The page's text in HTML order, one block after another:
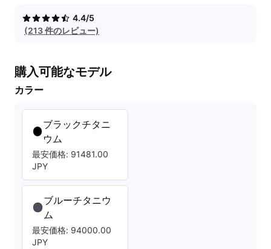
4.4/5
(213 件のレビュー)
購入可能なモデル
カラー
ブラックチタニ
ウム
最安価格: 91481.00
JPY
ブルーチタニウ
ム
最安価格: 94000.00
JPY